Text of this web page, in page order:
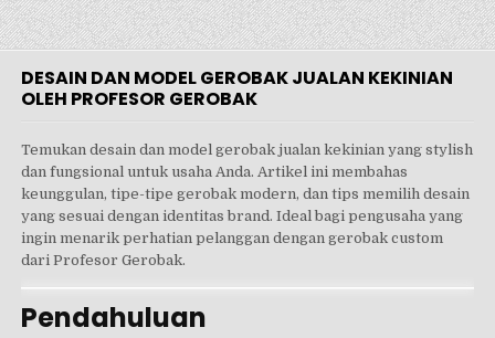
DESAIN DAN MODEL GEROBAK JUALAN KEKINIAN
OLEH PROFESOR GEROBAK
Temukan desain dan model gerobak jualan kekinian yang stylish
dan fungsional untuk usaha Anda. Artikel ini membahas
keunggulan, tipe-tipe gerobak modern, dan tips memilih desain
yang sesuai dengan identitas brand. Ideal bagi pengusaha yang
ingin menarik perhatian pelanggan dengan gerobak custom
dari Profesor Gerobak.
Pendahuluan